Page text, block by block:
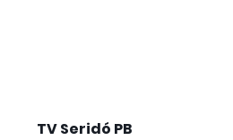
TV Seridó PB